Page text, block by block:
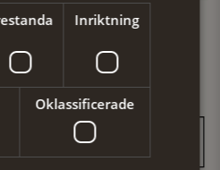
frakt från 499 kr
1-2 vardagar
i Jönköping
Inriktning
Oklassificerade